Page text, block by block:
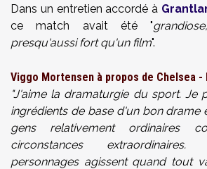
Dans un entretien accordé à
ce match avait été "
presqu'aussi fort qu'un film".
Viggo Mortensen à propos de Chelsea -
"J'aime la dramaturgie du sport. Je
ingrédients de base d'un bon drame
gens relativement ordinaires
circonstances
personnages agissent quand tout